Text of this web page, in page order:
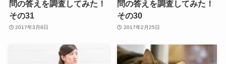
問の答えを調査してみた！
その31
2017年3月8日
問の答えを調査してみた！
その30
2017年2月25日